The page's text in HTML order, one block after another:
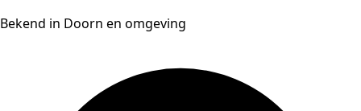
Bekend in Doorn en omgeving